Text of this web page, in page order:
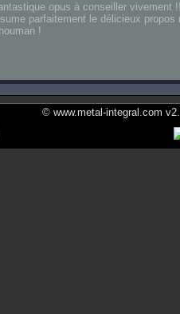
opus à conseiller vivement
parfaitement le délicieux
!
© www.metal-integral.com